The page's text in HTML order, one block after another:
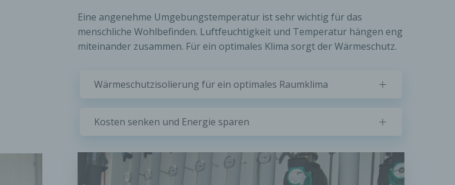
Eine angenehme Umgebungstemperatur ist sehr wichtig für das
menschliche Wohlbefinden. Luftfeuchtigkeit und Temperatur hängen eng
miteinander zusammen. Für ein optimales Klima sorgt der Wärmeschutz.
Wärmeschutzisolierung für ein optimales Raumklima
Kosten senken und Energie sparen